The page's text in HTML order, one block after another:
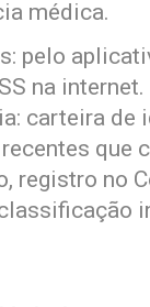
médica.
pelo
na
carteira de
que
registro no